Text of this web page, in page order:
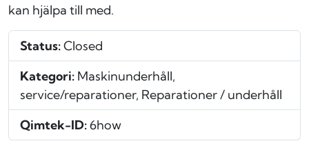
kan hjälpa till med.
Status:Closed
Kategori: Maskinunderhåll,
service/reparationer, Reparationer / underhåll
Qimtek-ID:6how